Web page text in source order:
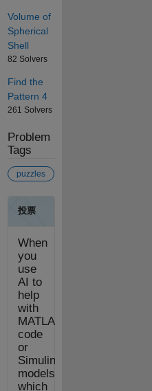
Volume of
Spherical
Shell
82 Solvers
Find the
Pattern 4
261 Solvers
Problem
Tags
puzzles